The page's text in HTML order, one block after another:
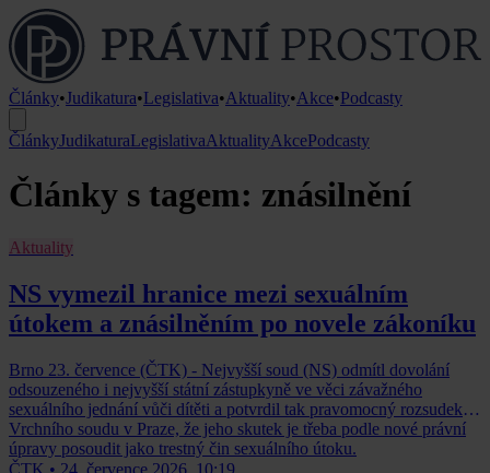
Články•Judikatura•Legislativa•Aktuality•Akce•Podcasty
ČlánkyJudikaturaLegislativaAktualityAkcePodcasty
Články s tagem: znásilnění
Aktuality
NS vymezil hranice mezi sexuálním
útokem a znásilněním po novele zákoníku
Brno 23. července (ČTK) - Nejvyšší soud (NS) odmítl dovolání
odsouzeného i nejvyšší státní zástupkyně ve věci závažného
sexuálního jednání vůči dítěti a potvrdil tak pravomocný rozsudek
Vrchního soudu v Praze, že jeho skutek je třeba podle nové právní
úpravy posoudit jako trestný čin sexuálního útoku.
ČTK • 24. července 2026, 10:19